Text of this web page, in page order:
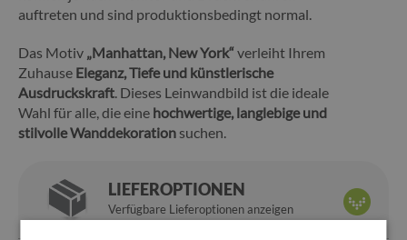
auftreten und sind produktionsbedingt normal.
Das Motiv „Manhattan, New York“ verleiht Ihrem
Zuhause Eleganz, Tiefe und künstlerische
Ausdruckskraft. Dieses Leinwandbild ist die ideale
Wahl für alle, die eine hochwertige, langlebige und
stilvolle Wanddekoration suchen.
LIEFEROPTIONEN
Verfügbare Lieferoptionen anzeigen